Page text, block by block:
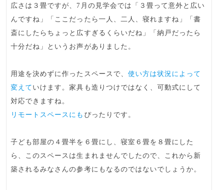
広さは３畳ですが、7月の見学会では「３畳って意外と広い
んですね」「ここだったら一人、二人、寝れますね」「書
斎にしたらちょっと広すぎるくらいだね」「納戸だったら
十分だね」というお声がありました。
用途を決めずに作ったスペース で、 使い方は状況によって
変えて いけます。家具も造りつけではなく、可動式にして
対応できますね。
リモートスペースにも ぴったりです。
子ども部屋の４畳半を６畳にし、寝室６畳を８畳にした
ら、このスペースは生まれませんでしたので、これから新
築されるみなさんの参考にもなるのではないでしょうか。